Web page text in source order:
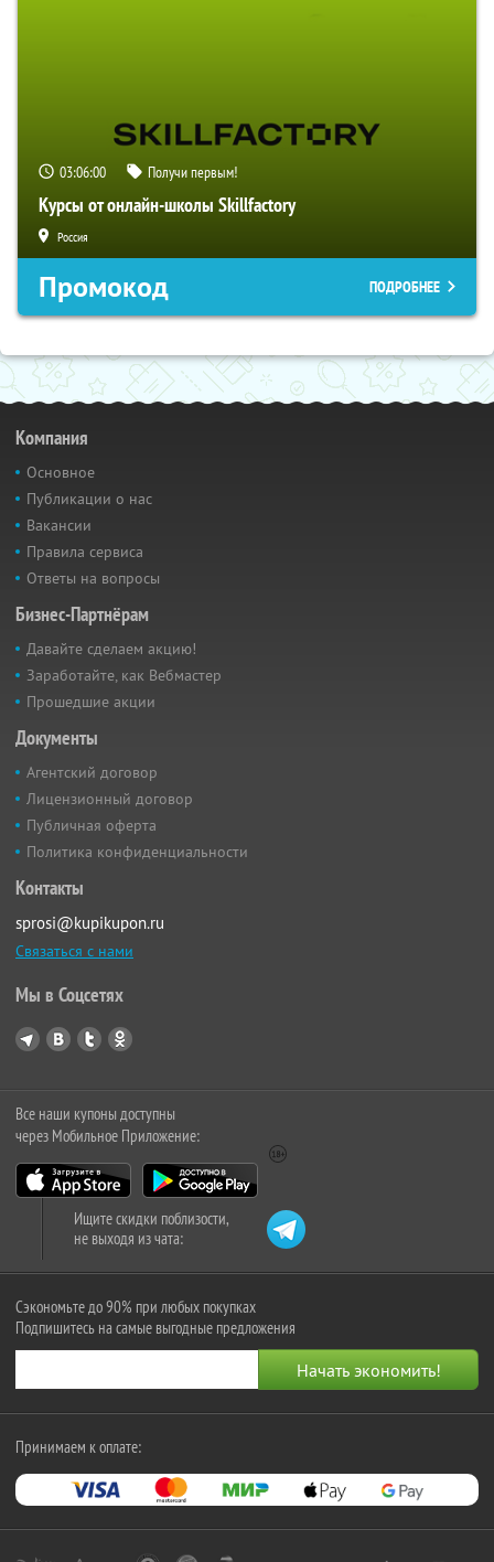
03:05:59 Получи первым!
Курсы от онлайн-школы Skillfactory
Россия
Промокод ПОДРОБНЕЕ
Компания
Основное
Публикации о нас
Вакансии
Правила сервиса
Ответы на вопросы
Бизнес-Партнёрам
Давайте сделаем акцию!
Заработайте, как Вебмастер
Прошедшие акции
Документы
Агентский договор
Лицензионный договор
Публичная оферта
Политика конфиденциальности
Контакты
sprosi@kupikupon.ru
Связаться с нами
Мы в Соцсетях
Все наши купоны доступны
через Мобильное Приложение:
Ищите скидки поблизости,
не выходя из чата:
Сэкономьте до 90% при любых покупках
Подпишитесь на самые выгодные предложения
Принимаем к оплате: